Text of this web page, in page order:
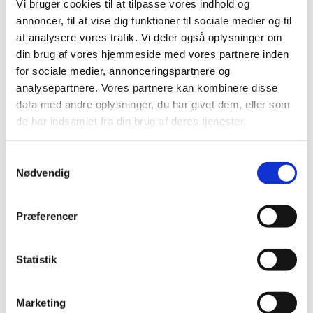
Vi bruger cookies til at tilpasse vores indhold og
annoncer, til at vise dig funktioner til sociale medier og til
at analysere vores trafik. Vi deler også oplysninger om
din brug af vores hjemmeside med vores partnere inden
for sociale medier, annonceringspartnere og
analysepartnere. Vores partnere kan kombinere disse
data med andre oplysninger, du har givet dem, eller som
de har indsamlet fra din brug af deres tjenester.
Nødvendig
Præferencer
Statistik
Marketing
Kalender